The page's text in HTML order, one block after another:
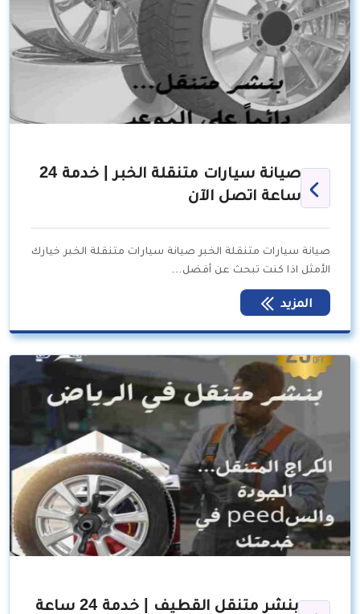
صيانة سيارات متنقلة الخبر | خدمة 24
ساعة اتصل الآن
صيانة سيارات متنقلة الخبر صيانة سيارات متنقلة الخبر خيارك
الأمثل اذا كنت تبحث عن أفضل…
المزيد
بنشر متنقل القطيف | خدمة 24 ساعة